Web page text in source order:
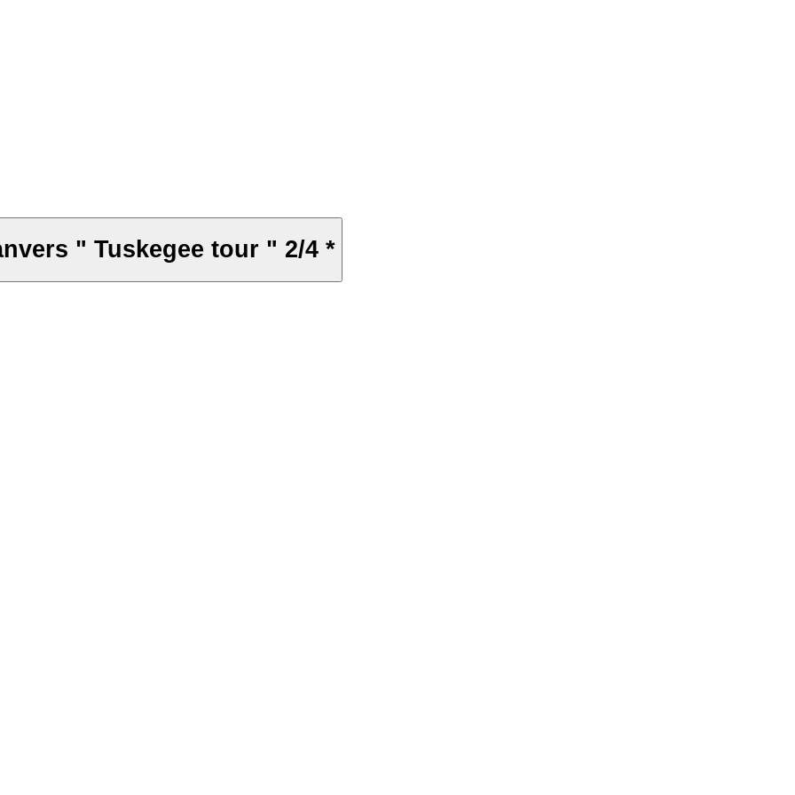
" Tuskegee tour " 2/4 *